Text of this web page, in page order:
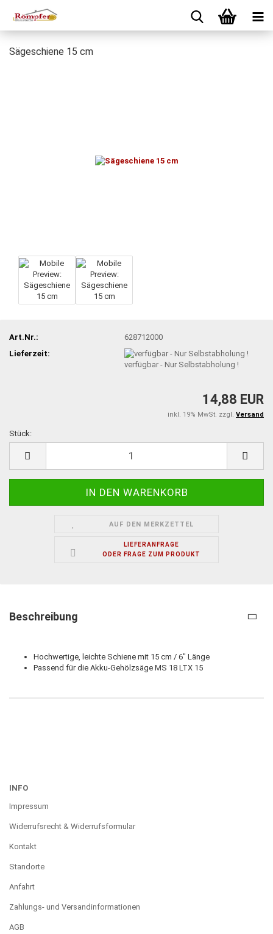
Sägeschiene 15 cm
Art.Nr.:
628712000
Lieferzeit:
verfügbar - Nur Selbstabholung !
14,88 EUR
inkl. 19% MwSt. zzgl. Versand
Stück:
AUF DEN MERKZETTEL
LIEFERANFRAGE
ODER FRAGE ZUM PRODUKT
Beschreibung
Hochwertige, leichte Schiene mit 15 cm / 6" Länge
Passend für die Akku-Gehölzsäge MS 18 LTX 15
INFO
Impressum
Widerrufsrecht & Widerrufsformular
Kontakt
Standorte
Anfahrt
Zahlungs- und Versandinformationen
AGB